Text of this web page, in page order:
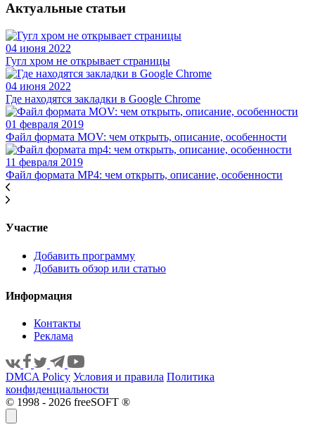
Актуальные статьи
04 июня 2022
Гугл хром не открывает страницы
04 июня 2022
Где находятся закладки в Google Chrome
01 февраля 2019
Файл формата MOV: чем открыть, описание, особенности
11 февраля 2019
Файл формата MP4: чем открыть, описание, особенности
Участие
Добавить программу
Добавить обзор или статью
Информация
Контакты
Реклама
DMCA Policy Условия и правила Политика
конфиденциальности
© 1998 - 2026 freeSOFT ®